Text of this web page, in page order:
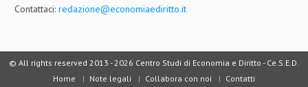
Contattaci: redazione@economiaediritto.it
© All rights reserved 2013 -2026 Centro Studi di Economia e Diritto - Ce.S.E.D.
Home
Note legali Collabora con noi Contatti